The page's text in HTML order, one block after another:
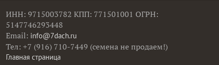
ИНН: 9715003782 КПП: 771501001 ОГРН:
5147746293448
Email: info@7dach.ru
Тел: +7 (916) 710-7449 (семена не продаем!)
Главная страница